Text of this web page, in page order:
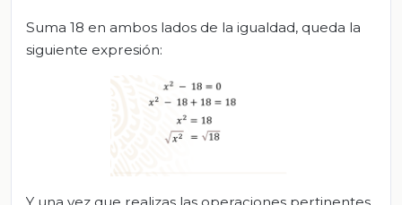
Suma 18 en ambos lados de la igualdad, queda la
siguiente expresión: